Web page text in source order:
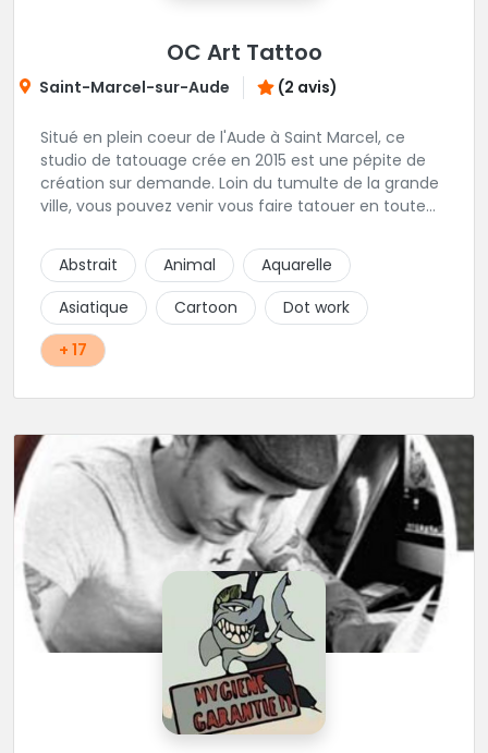
OC Art Tattoo
Saint-Marcel-sur-Aude (2 avis)
Situé en plein coeur de l'Aude à Saint Marcel, ce
studio de tatouage crée en 2015 est une pépite de
création sur demande. Loin du tumulte de la grande
ville, vous pouvez venir vous faire tatouer en toute
projet avec Alex. Une superbe adresse dans l'aude.
Abstrait Animal
Aquarelle
Asiatique
Cartoon
Dot work
+ 17